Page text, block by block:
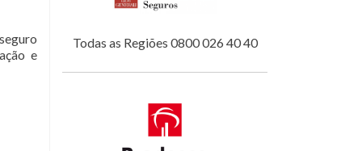
e
Todas as Regiões 0800 026 40 40